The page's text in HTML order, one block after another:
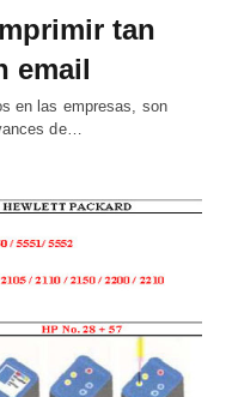
tan
email
en las empresas, son
de…